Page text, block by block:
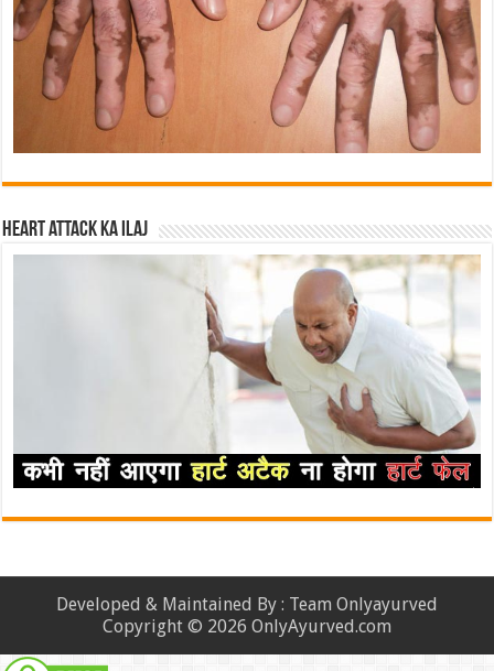
Heart attack ka ilaj
Developed & Maintained By : Team Onlyayurved
Copyright © 2026 OnlyAyurved.com